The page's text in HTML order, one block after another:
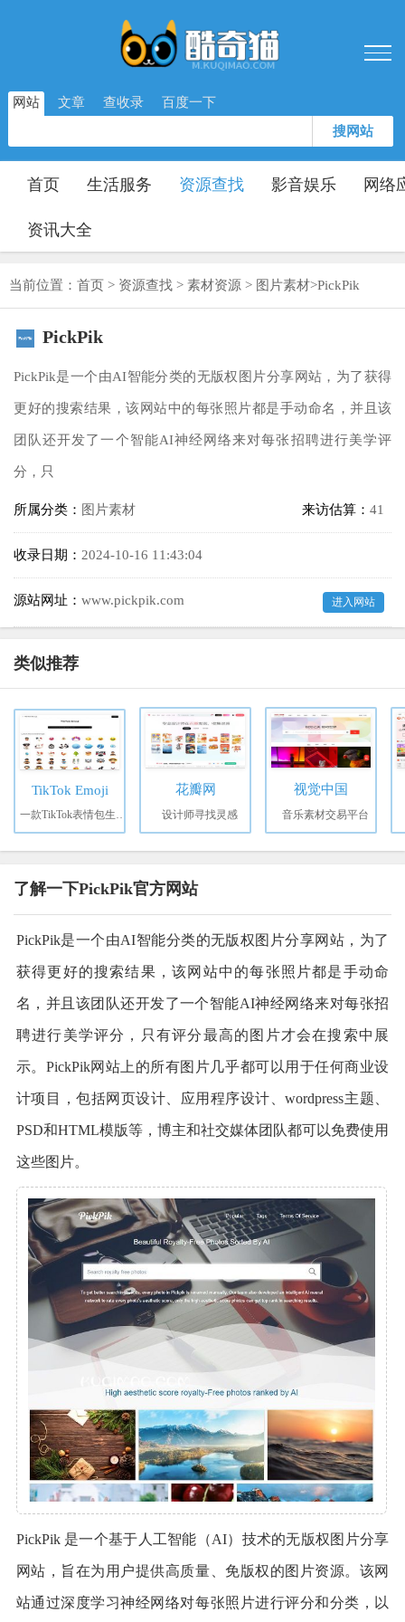
网站 文章 查收录 百度一下
搜网站
首页 生活服务 资源查找 影音娱乐 网络
资讯大全
当前位置： 首页 > 资源查找 > 素材资源 > 图片素材>PickPik
PickPik
PickPik是一个由AI智能分类的无版权图片分享网站，为了获得
更好的搜索结果，该网站中的每张照片都是手动命名，并且该
团队还开发了一个智能AI神经网络来对每张招聘进行美学评
分，只
所属分类： 图片素材 来访估算： 41
收录日期： 2024-10-16 11:43:04
源站网址： www.pickpik.com 进入网站
类似推荐
TikTok Emoji 花瓣网
设计师寻找灵感
视觉中国
音乐素材交易平台
了解一下PickPik官方网站
PickPik是一个由AI智能分类的无版权图片分享网站，为了
获得更好的搜索结果，该网站中的每张照片都是手动命
名，并且该团队还开发了一个智能AI神经网络来对每张招
聘进行美学评分，只有评分最高的图片才会在搜索中展
示。PickPik网站上的所有图片几乎都可以用于任何商业设
计项目，包括网页设计、应用程序设计、wordpress主题、
PSD和HTML模版等，博主和社交媒体团队都可以免费使用
这些图片。
PickPik 是一个基于人工智能（AI）技术的无版权图片分享
网站，旨在为用户提供高质量、免版权的图片资源。该网
站通过深度学习神经网络对每张照片进行评分和分类，以